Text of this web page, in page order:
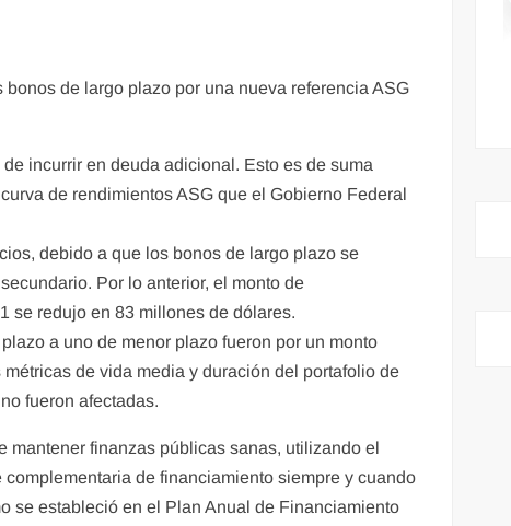
de largo plazo por una nueva referencia ASG
incurrir en deuda adicional. Esto es de suma
de rendimientos ASG que el Gobierno Federal
debido a que los bonos de largo plazo se
Por lo anterior, el monto de
se redujo en 83 millones de dólares.
a uno de menor plazo fueron por un monto
de vida media y duración del portafolio de
fueron afectadas.
mantener finanzas públicas sanas, utilizando el
de financiamiento siempre y cuando
se estableció en el Plan Anual de Financiamiento